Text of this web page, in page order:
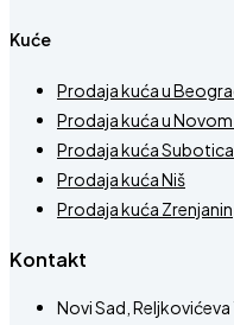
Kuće
Prodaja kuća u
Prodaja kuća u Novom
Prodaja kuća Subotica
Prodaja kuća Niš
Prodaja kuća Zrenjanin
Kontakt
Novi Sad, Reljkovićeva